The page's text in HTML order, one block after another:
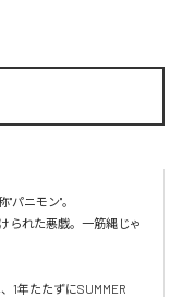
パニモン"。
られた悪戯。一筋縄じゃ
1年たたずにSUMMER